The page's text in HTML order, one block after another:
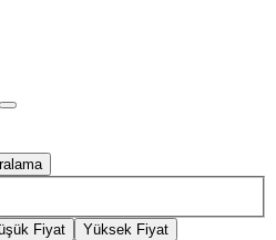
Fiyat Yüksek Fiyat